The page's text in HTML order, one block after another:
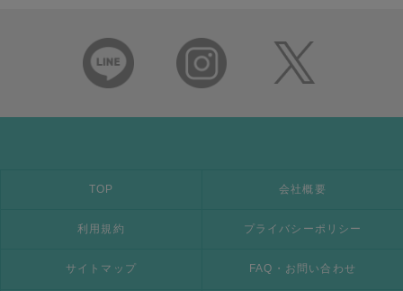
TOP 会社概要
利用規約 プライバシーポリシー
サイトマップ FAQ・お問い合わせ